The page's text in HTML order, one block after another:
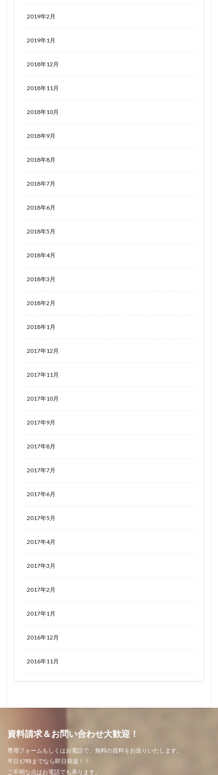
2019年2月
2019年1月
2018年12月
2018年11月
2018年10月
2018年9月
2018年8月
2018年7月
2018年6月
2018年5月
2018年4月
2018年3月
2018年2月
2018年1月
2017年12月
2017年11月
2017年10月
2017年9月
2017年8月
2017年7月
2017年6月
2017年5月
2017年4月
2017年3月
2017年2月
2017年1月
2016年12月
2016年11月
資料請求＆お問い合わせ大歓迎！
専用フォームもしくはお電話で、無料の資料をお送りいたします。
平日17時までなら即日発送！！
ご不明な点はお電話でも承ります。